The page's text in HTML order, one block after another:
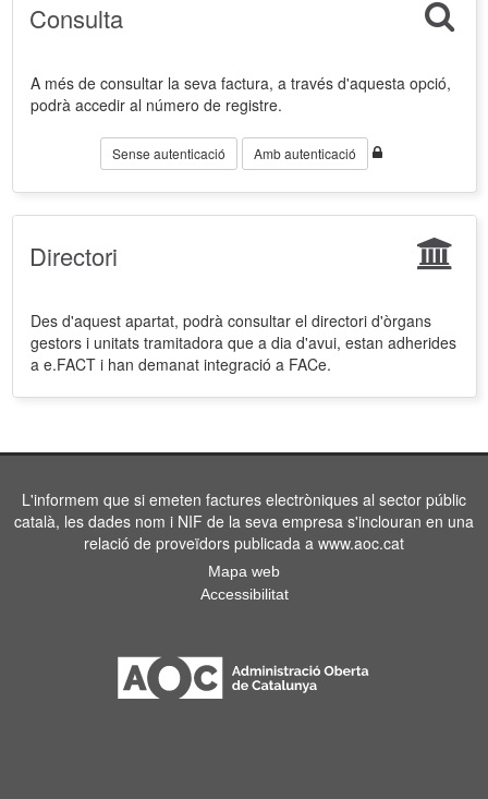
Consulta
A més de consultar la seva factura, a través d'aquesta opció,
podrà accedir al número de registre.
Sense autenticació Amb autenticació
Directori
Des d'aquest apartat, podrà consultar el directori d'òrgans
gestors i unitats tramitadora que a dia d'avui, estan adherides
a e.FACT i han demanat integració a FACe.
L'informem que si emeten factures electròniques al sector públic
català, les dades nom i NIF de la seva empresa s'inclouran en una
relació de proveïdors publicada a www.aoc.cat
Mapa web
Accessibilitat